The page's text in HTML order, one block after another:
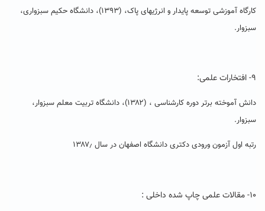
کارگاه آموزشی توسعه پایدار و انرژیهای پاک، (۱۳۹۳)، دانشگاه حکیم سبزواری،
سبزوار.
۹- افتخارات علمی:
دانش آموخته برتر دوره کارشناسی ، (۱۳۸۲)، دانشگاه تربیت معلم سبزوار،
سبزوار.
رتبه اول آزمون ورودی دکتری دانشگاه اصفهان در سال ۱۳۸۷٫
۱۰- مقالات علمی چاپ شده داخلی :